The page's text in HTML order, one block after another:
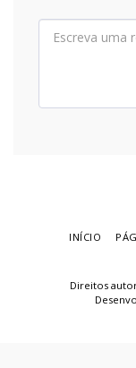
Direitos
INÍCIO